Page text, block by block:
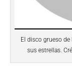
El disco grueso de
sus estrellas.